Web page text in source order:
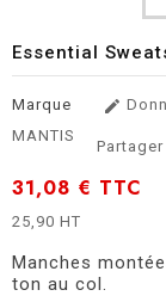
Essential
Marque
MANTIS

Partager
31,08 € TTC
25,90 HT
Manches
ton au col.